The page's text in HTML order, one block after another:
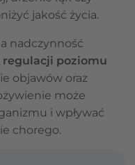
jakość życia.
nadczynność
poziomu
objawów oraz
może
i wpływać
chorego.